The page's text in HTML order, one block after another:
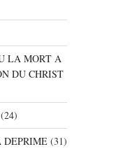
LA MORT A
DU CHRIST
DEPRIME(31)